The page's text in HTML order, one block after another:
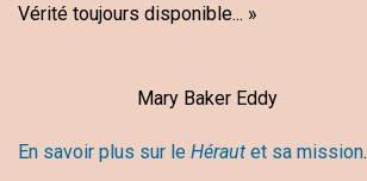
Vérité toujours disponible... »
Mary Baker Eddy
En savoir plus sur le Héraut et sa mission.